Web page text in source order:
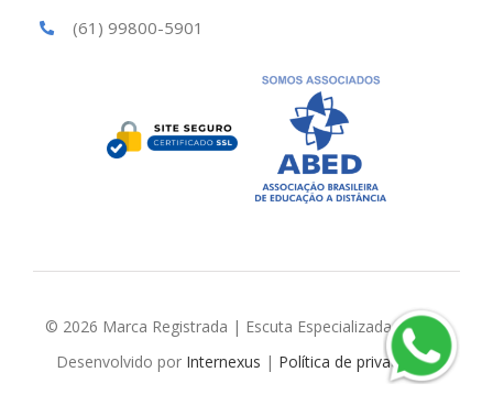
(61) 99800-5901
© 2026 Marca Registrada | Escuta Especializada Brasil |
Desenvolvido por Internexus | Política de privacidade